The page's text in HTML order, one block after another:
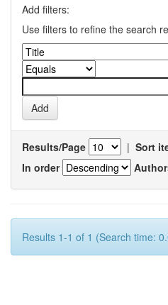
Add filters:
Use filters to refine the search
Results/Page | Sort
In order
Results 1-1 of 1 (Search time: